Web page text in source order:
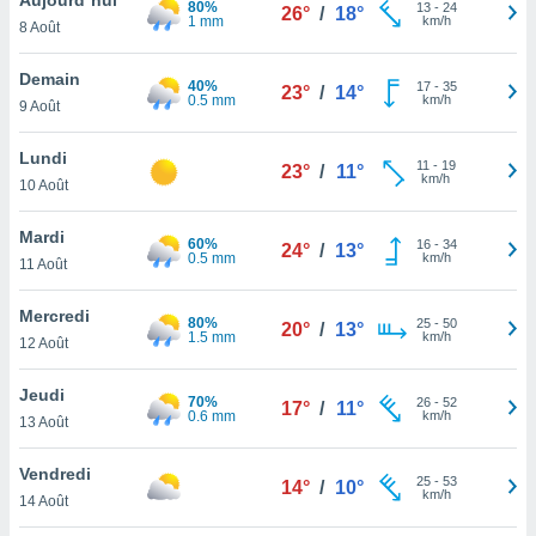
et
»,
au
vous
qu'ils
ou
le
ainsi
un
la
du
8 Août
80%
1 mm
26° / 18° 13- 24
km/h
Demain
9 Août
40%
0.5 mm
23° / 14° 17- 35
km/h
Lundi
10 Août
23° / 11° 11 - 19
km/h
Mardi
11 Août
60%
0.5 mm
24° / 13° 16- 34
km/h
Mercredi
12 Août
80%
1.5 mm
20° / 13° 25- 50
km/h
Jeudi
13 Août
70%
0.6 mm
17° / 11° 26- 52
km/h
Vendredi
14 Août
14° / 10° 25- 53
km/h